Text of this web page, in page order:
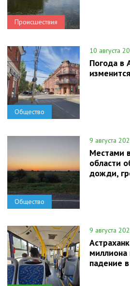
Происшествия
Общество
10 августа
Погода в
Общество
9 августа
Местами
области
дожди,
9 августа
миллиона
падение